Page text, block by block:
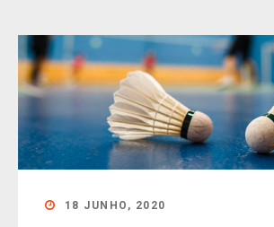
18 JUNHO, 2020